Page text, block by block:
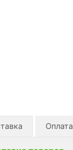
Оплата